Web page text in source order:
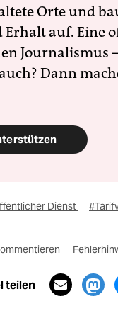
Orte und
Erhalt auf. Eine
Journalismus
Dann
Dienst
teilen